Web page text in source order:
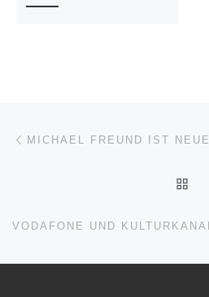
Beitragsnavigation